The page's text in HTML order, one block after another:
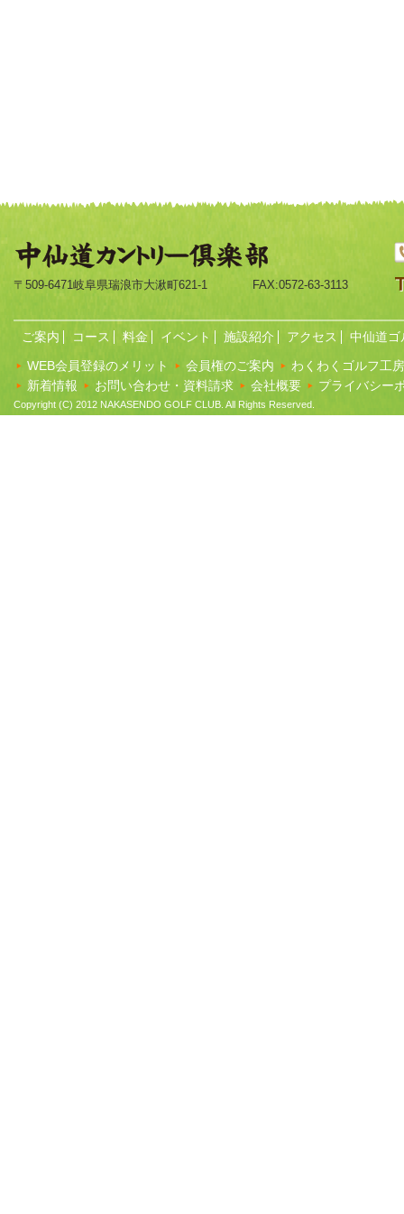
〒509-6471岐阜県瑞浪市大湫町621-1 FAX:0572-63-3113
ご案内 コース 料金 イベント 施設紹介 アクセス
中仙道ゴ
WEB会員登録のメリット
会員権のご案内
わくわくゴルフ工房
新着情報
お問い合わせ・資料請求 会社概要 プライバシー
Copyright (C) 2012 NAKASENDO GOLF CLUB. All Rights Reserved.